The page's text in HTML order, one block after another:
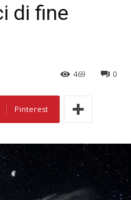
di fine
0
469
Pinterest